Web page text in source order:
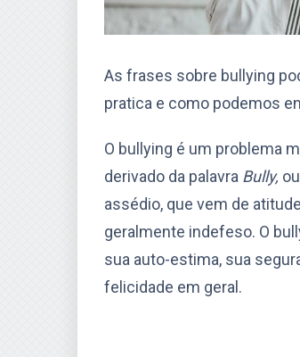
As frases sobre bullying
pratica e como podemos
O bullying é um problema
derivado da palavra Bully,
assédio, que vem de
geralmente indefeso. O
sua auto-estima, sua
felicidade em geral.